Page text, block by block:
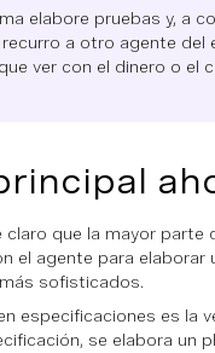
elabore pruebas y, a
a otro agente del
ver con el dinero o el
que la mayor
el agente para elaborar
sofisticados.
especificaciones es la
se elabora un